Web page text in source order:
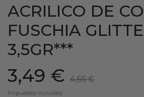
ACRILICO DE
FUSCHIA
3,5GR***
3,49 € 4,65 €
Impuestos incluidos